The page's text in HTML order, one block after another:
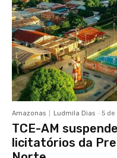
Amazonas Ludmila Dias - 5
TCE-AM
licitatórios da